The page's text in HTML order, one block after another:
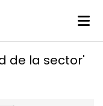
de la sector'